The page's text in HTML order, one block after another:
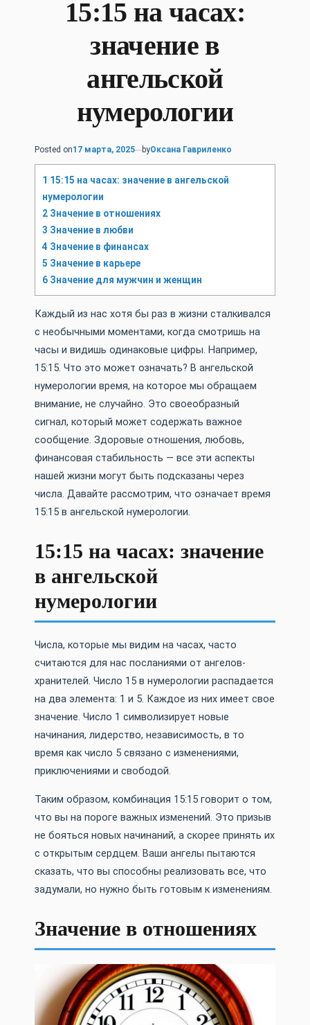
15:15 на часах:
значение в
ангельской
нумерологии
Posted on17 марта, 2025 byОксана Гавриленко
1 15:15 на часах: значение в ангельской
нумерологии
2 Значение в отношениях
3 Значение в любви
4 Значение в финансах
5 Значение в карьере
6 Значение для мужчин и женщин
Каждый из нас хотя бы раз в жизни сталкивался
с необычными моментами, когда смотришь на
часы и видишь одинаковые цифры. Например,
15:15. Что это может означать? В ангельской
нумерологии время, на которое мы обращаем
внимание, не случайно. Это своеобразный
сигнал, который может содержать важное
сообщение. Здоровые отношения, любовь,
финансовая стабильность — все эти аспекты
нашей жизни могут быть подсказаны через
числа. Давайте рассмотрим, что означает время
15:15 в ангельской нумерологии.
15:15 на часах: значение
в ангельской
нумерологии
Числа, которые мы видим на часах, часто
считаются для нас посланиями от ангелов-
хранителей. Число 15 в нумерологии распадается
на два элемента: 1 и 5. Каждое из них имеет свое
значение. Число 1 символизирует новые
начинания, лидерство, независимость, в то
время как число 5 связано с изменениями,
приключениями и свободой.
Таким образом, комбинация 15:15 говорит о том,
что вы на пороге важных изменений. Это призыв
не бояться новых начинаний, а скорее принять их
с открытым сердцем. Ваши ангелы пытаются
сказать, что вы способны реализовать все, что
задумали, но нужно быть готовым к изменениям.
Значение в отношениях